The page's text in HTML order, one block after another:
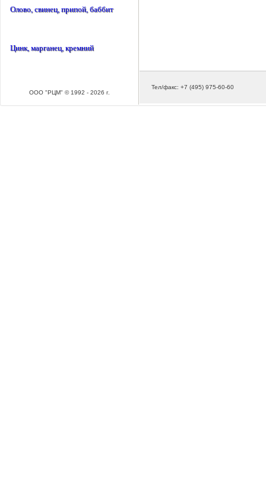
Олово, свинец, припой, баббит
Цинк, марганец, кремний
ООО "РЦМ" © 1992 - 2026 г.
Тел/факс: +7 (495) 975-60-60